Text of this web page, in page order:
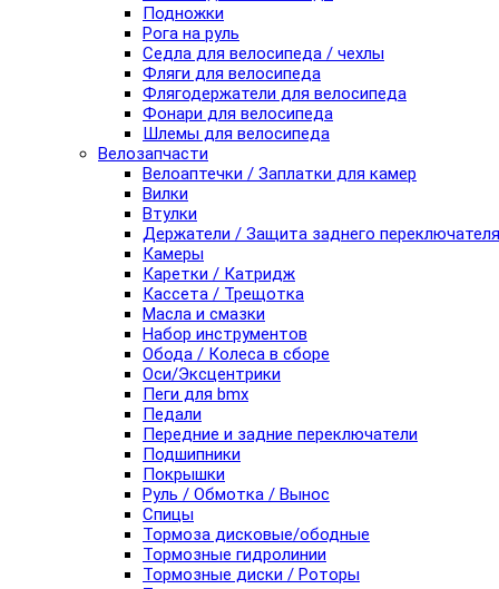
Подножки
Рога на руль
Седла для велосипеда / чехлы
Фляги для велосипеда
Флягодержатели для велосипеда
Фонари для велосипеда
Шлемы для велосипеда
Велозапчасти
Велоаптечки / Заплатки для камер
Вилки
Втулки
Держатели / Защита заднего переключателя
Камеры
Каретки / Катридж
Кассета / Трещотка
Масла и смазки
Набор инструментов
Обода / Колеса в сборе
Оси/Эксцентрики
Пеги для bmx
Педали
Передние и задние переключатели
Подшипники
Покрышки
Руль / Обмотка / Вынос
Спицы
Тормоза дисковые/ободные
Тормозные гидролинии
Тормозные диски / Роторы